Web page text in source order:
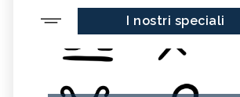
I nostri speciali